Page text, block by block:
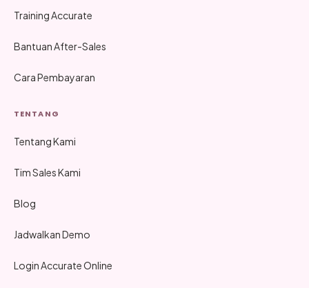
Training Accurate
Bantuan After-Sales
Cara Pembayaran
TENTANG
Tentang Kami
Tim Sales Kami
Blog
Jadwalkan Demo
Login Accurate Online